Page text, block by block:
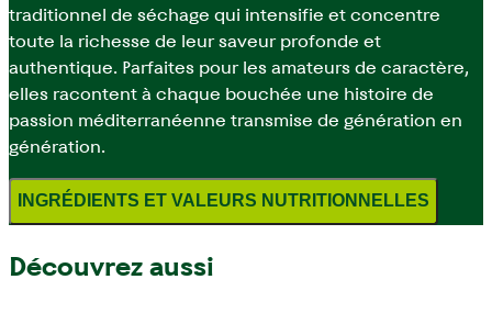
traditionnel de séchage qui intensifie et concentre
toute la richesse de leur saveur profonde et
authentique. Parfaites pour les amateurs de caractère,
elles racontent à chaque bouchée une histoire de
passion méditerranéenne transmise de génération en
génération.
INGRÉDIENTS ET VALEURS NUTRITIONNELLES
Découvrez aussi